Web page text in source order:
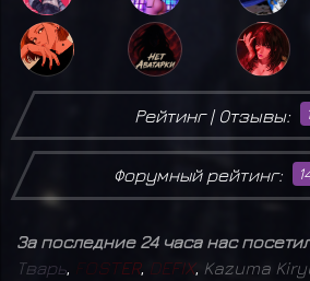
Рейтинг | Отзывы:
Форумный рейтинг:
За последние 24 часа нас
Тварь O STER, DEFIX, Kazuma